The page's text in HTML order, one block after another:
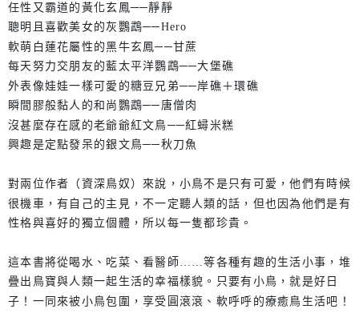
任性又霸道的黃化玄鳳──靜靜
聰明且喜歡美女的灰鸚鵡──Hero
軟萌白蓮花屬性的黑牛玄鳳──甘蔗
每天努力交朋友的藍太平洋鸚鵡──大堡礁
外表像娃娃一樣可愛的糖豆兄弟──岸礁＋環礁
瞬間膠般黏人的和尚鸚鵡──唐僧肉
沒甚麼存在感的老爺爺紅文鳥──紅蟳米糕
興趣是定點發呆的銀文鳥──秋刀魚
對兩位作者（資深鳥奴）來說，小鳥不是只有可愛，他們有時候
很機車，有自己的主見，不一定聽人類的話，但也因為他們是有
性格與喜好的獨立個體，所以每一隻都珍貴。
這本書將從喝水、吃菜、看醫師……等各種有趣的生活小事，堆
疊出鳥寶與人類一起生活的幸福樣貌。只要有小鳥，就是好日
子！一同來被小鳥包圍，享受圓滾滾、軟呼呼的療癒鳥生活吧！